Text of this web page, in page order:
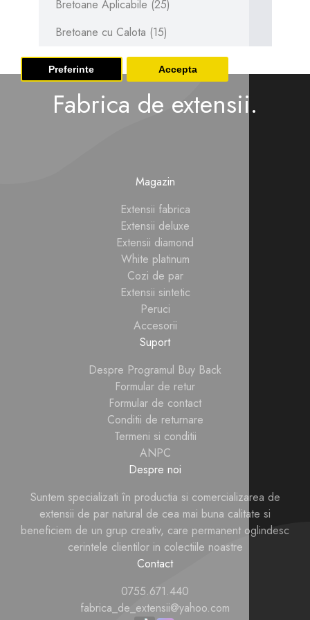
Preferinte Accepta
Bretoane Aplicabile (25)
Bretoane cu Calota (15)
Fabrica de extensii.
Magazin
Extensii fabrica
Extensii deluxe
Extensii diamond
White platinum
Cozi de par
Extensii sintetic
Peruci
Accesorii
Suport
Despre Programul Buy Back
Formular de retur
Formular de contact
Conditii de returnare
Termeni si conditii
ANPC
Despre noi
Suntem specializati în productia si comercializarea de
extensii de par natural de cea mai buna calitate si
beneficiem de un grup creativ, care permanent oglindesc
cerintele clientilor in colectiile noastre
Contact
0755.671.440
fabrica_de_extensii@yahoo.com